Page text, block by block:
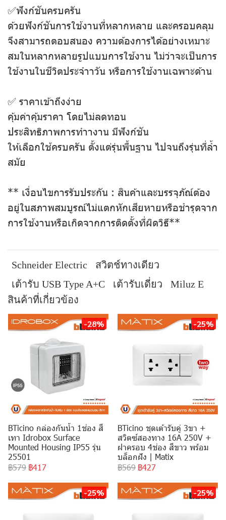
✅ฟังก์ชันครบครัน
ด้วยฟังก์ชันการใช้งานที่หลากหลาย และครอบคลุม
จึงสามารถตอบสนอง ความต้องการได้อย่างเหมาะ
สมในหลากหลายรูปแบบการใช้งาน ไม่ว่าจะเป็นการ
ใช้งานในชีวิตประจำาวัน หรือการใช้งานเฉพาะด้าน
✅ ราคาเข้าถึงง่าย
คุ้มค่าคุ้มราคา โดยไม่ลดทอน
ประสิทธิภาพการทำางาน มีฟังก์ชัน
ให้เลือกใช้ครบครัน ตั้งแต่รุ่นพื้นฐาน ไปจนถึงรุ่นที่ล้ำ
สมัย
** เงื่อนไขการรับประกัน : สินค้าและบรรจุภัณ์ต้อง
อยู่ในสภาพสมบูรณ์ไม่แตกหักเสียหายหรือชำรุดจาก
การใช้งานหรือเกิดจากการติดตั้งที่ผิดวิธี**
Schneider Electric
สวิตช์ทางเดียว
เต้ารับ USB Type A+C
เต้ารับเดี่ยว
Miluz E
สินค้าที่เกี่ยวข้อง
-28%
BTicino กล่องกันน้ำ 1ช่อง สี
เทา Idrobox Surface
Mounted Housing IP55 รุ่น
25501
฿579 ฿417
-25%
BTicino ชุดเต้ารับคู่ 3ขา +
สวิตซ์สองทาง 16A 250V +
ฝาครอบ 4ช่อง สีขาว พร้อม
บล็อกฝัง | Matix
฿569 ฿427
-25% -25%